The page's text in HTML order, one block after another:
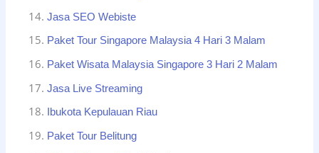
Jasa SEO Webiste
Paket Tour Singapore Malaysia 4 Hari 3 Malam
Paket Wisata Malaysia Singapore 3 Hari 2 Malam
Jasa Live Streaming
Ibukota Kepulauan Riau
Paket Tour Belitung